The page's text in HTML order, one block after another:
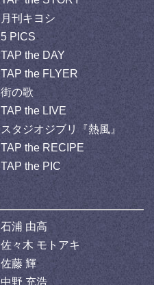
月刊キヨシ
5 PICS
TAP the DAY
TAP the FLYER
街の歌
TAP the LIVE
スタジオジブリ『熱風』
TAP the RECIPE
TAP the PIC
石浦 由高
佐々木 モトアキ
佐藤 輝
中野 充浩